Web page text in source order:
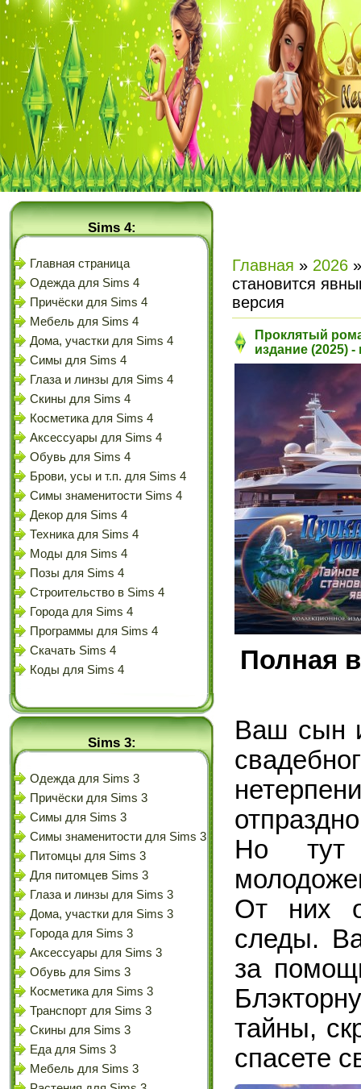
Sims 4:
Главная страница
Одежда для Sims 4
Причёски для Sims 4
Мебель для Sims 4
Дома, участки для Sims 4
Симы для Sims 4
Глаза и линзы для Sims 4
Скины для Sims 4
Косметика для Sims 4
Аксессуары для Sims 4
Обувь для Sims 4
Брови, усы и т.п. для Sims 4
Симы знаменитости Sims 4
Декор для Sims 4
Техника для Sims 4
Моды для Sims 4
Позы для Sims 4
Строительство в Sims 4
Города для Sims 4
Программы для Sims 4
Скачать Sims 4
Коды для Sims 4
Sims 3:
Одежда для Sims 3
Причёски для Sims 3
Симы для Sims 3
Симы знаменитости для Sims 3
Питомцы для Sims 3
Для питомцев Sims 3
Глаза и линзы для Sims 3
Дома, участки для Sims 3
Города для Sims 3
Аксессуары для Sims 3
Обувь для Sims 3
Косметика для Sims 3
Транспорт для Sims 3
Скины для Sims 3
Еда для Sims 3
Мебель для Sims 3
Главная » 2026 »
становится
версия
Проклятый
издание (2025)
Полная
Ваш сын
Но тут
От них
следы.
за
тайны,
спасете